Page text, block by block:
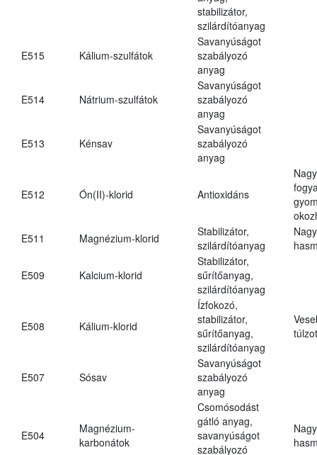
stabilizátor,
szilárdítóanyag
E515 Kálium-szulfátok
Savanyúságot
szabályozó
anyag
E514 Nátrium-szulfátok
Savanyúságot
szabályozó
anyag
E513 Kénsav
Savanyúságot
szabályozó
anyag
E512 Ón(II)-klorid Antioxidáns
E511
Magnézium-klorid
Stabilizátor,
szilárdítóanyag
E509 Kalcium-klorid
Stabilizátor,
sűrítőanyag,
szilárdítóanyag
E508 Kálium-klorid
Ízfokozó,
stabilizátor,
sűrítőanyag,
szilárdítóanyag
E507 Sósav
Savanyúságot
szabályozó
anyag
E504
Magnézium-
karbonátok
Csomósodást
gátló anyag,
savanyúságot
szabályozó